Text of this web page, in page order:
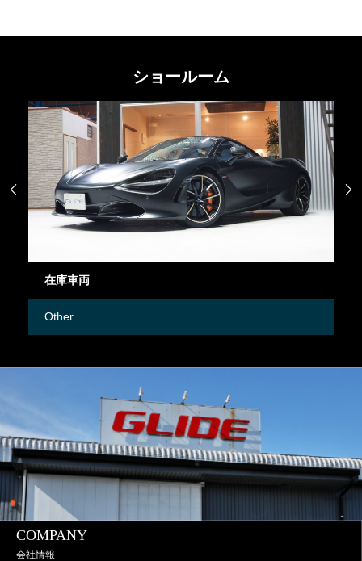
ショールーム
在庫車両
Other
 
COMPANY
会社情報